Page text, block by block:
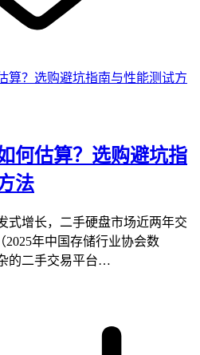
何估算？选购避坑指
法
式增长，二手硬盘市场近两年交
2025年中国存储行业协会数
的二手交易平台…